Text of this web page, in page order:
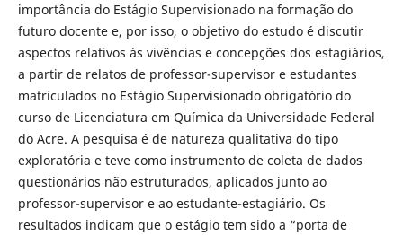
importância do Estágio Supervisionado na formação do
futuro docente e, por isso, o objetivo do estudo é discutir
aspectos relativos às vivências e concepções dos estagiários,
a partir de relatos de professor-supervisor e estudantes
matriculados no Estágio Supervisionado obrigatório do
curso de Licenciatura em Química da Universidade Federal
do Acre. A pesquisa é de natureza qualitativa do tipo
exploratória e teve como instrumento de coleta de dados
questionários não estruturados, aplicados junto ao
professor-supervisor e ao estudante-estagiário. Os
resultados indicam que o estágio tem sido a “porta de